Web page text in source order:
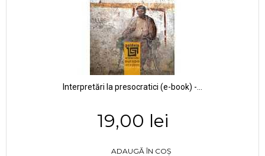
Interpretări la presocratici (e-book) -...
19,00 lei
ADAUGĂ ÎN COȘ